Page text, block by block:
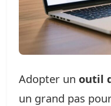
Adopter un outil
un grand pas